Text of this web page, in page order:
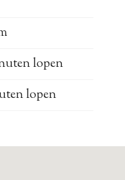
lopen
lopen